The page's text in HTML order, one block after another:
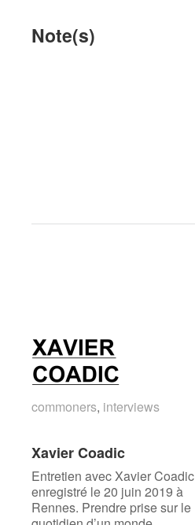
Note(s)
commoners, interviews
Xavier Coadic
Entretien avec Xavier Coadic
enregistré le 20 juin 2019 à
Rennes. Prendre prise sur le
commoners interviews
Xavier Coadic